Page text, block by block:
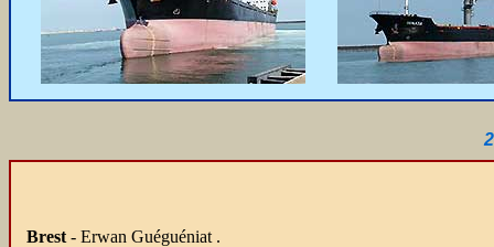
Brest - Erwan Guéguéniat .